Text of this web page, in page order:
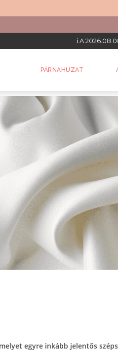
ℹ️ A
PÁRNAHUZAT
egyre inkább jelentős